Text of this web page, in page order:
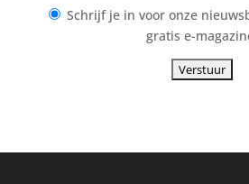
Schrijf je in voor onze
gratis e-